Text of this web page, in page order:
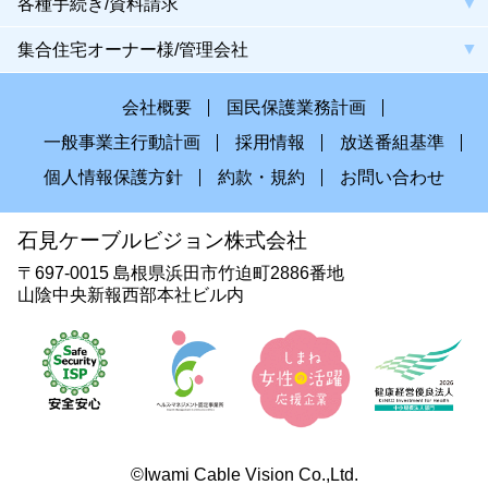
集合住宅オーナー様/管理会社
会社概要
国民保護業務計画
一般事業主行動計画
採用情報
放送番組基準
個人情報保護方針
約款・規約 お問い合わせ
石見ケーブルビジョン株式会社
〒697-0015 島根県浜田市竹迫町2886番地
山陰中央新報西部本社ビル内
©Iwami Cable Vision Co.,Ltd.